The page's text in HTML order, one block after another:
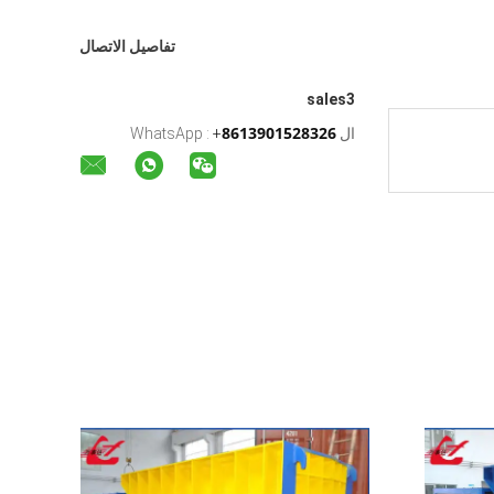
تفاصيل الاتصال
sales3
ال WhatsApp :
+8613901528326